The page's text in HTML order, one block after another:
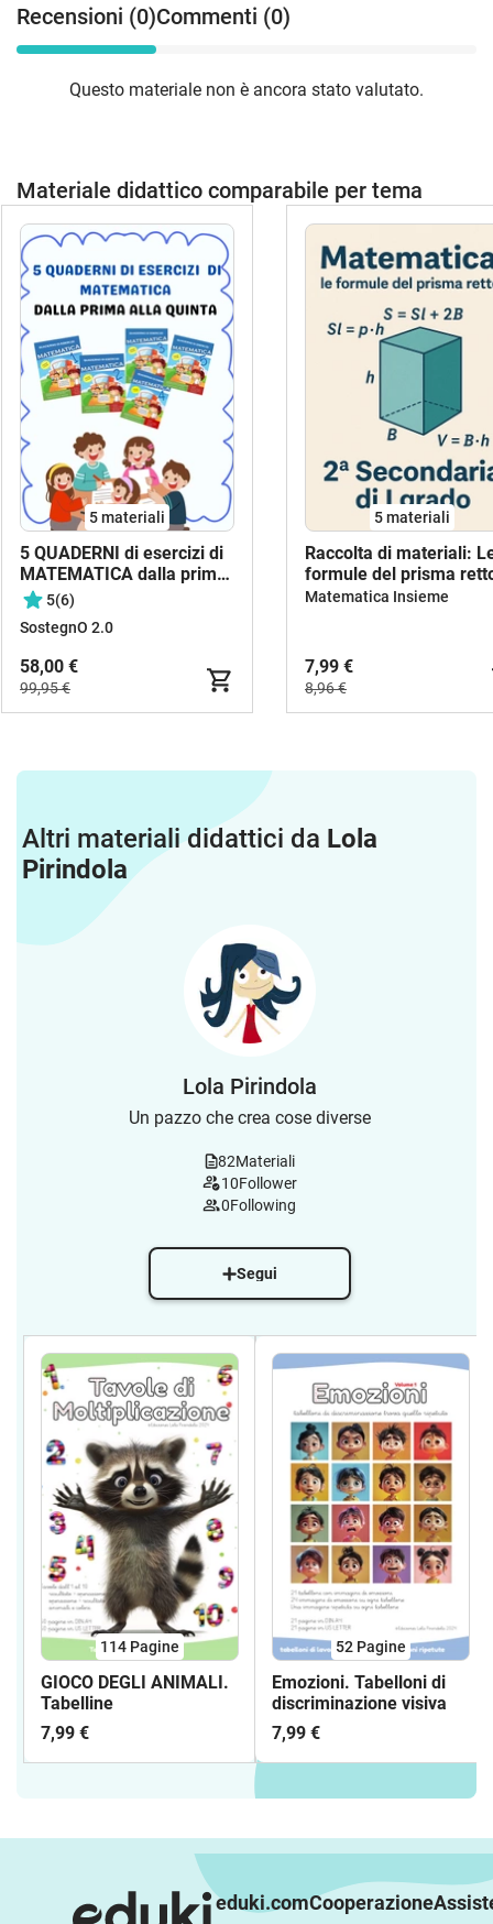
Recensioni (0)Commenti (0)
Questo materiale non è ancora stato valutato.
Materiale didattico comparabile per tema
5 materiali
5 QUADERNI di esercizi di
MATEMATICA dalla prima
alla quinta (in formato
5(6)
SostegnO 2.0
58,00 €
99,95 €
5 materiali
Raccolta di materiali:
formule del prisma
Matematica Insieme
7,99 €
8,96 €
Altri materiali didattici da Lola
Pirindola
Lola Pirindola
Un pazzo che crea cose diverse
82Materiali
10Follower
0Following
Segui
114 Pagine
GIOCO DEGLI ANIMALI.
Tabelline
7,99 €
52 Pagine
Emozioni. Tabelloni di
discriminazione visiva
7,99 €
eduki.comCooperazione